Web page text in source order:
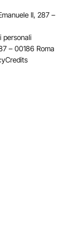
II, 287 –
personali
– 00186 Roma
Credits